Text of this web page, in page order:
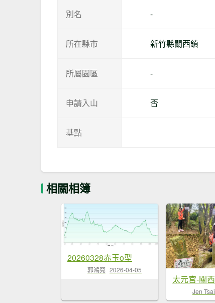
別名 -
所在縣市 新竹縣關西鎮
所屬園區 -
申請入山 否
基點
相關相簿
20260328赤玉o型
郭鴻寬 2026-04-05
Jen Tsai